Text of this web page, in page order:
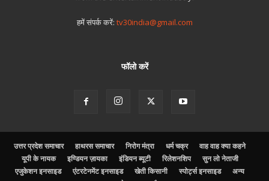
हमें संपर्क करें: tv30india@gmail.com
फॉलो करें
उत्तर प्रदेश समाचार हाथरस समाचार निरोग मंत्रा धर्म चक्र
वाह वाह क्या कहने
यूपी के नायक
इण्डियन ज़ायका इंडियन ब्यूटी रिलेशनशिप
सुन लो नेताजी
एजुकेशन इनसाइड
एंटरटेनमेंट इनसाइड खेती किसानी स्पोर्ट्स इनसाइड
अन्य